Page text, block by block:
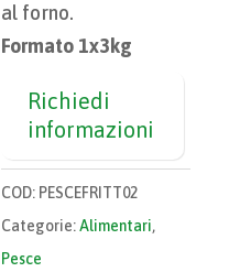
al forno.
Formato 1x3kg
Richiedi
informazioni
COD: PESCEFRITT02
Categorie:Alimentari,
Pesce